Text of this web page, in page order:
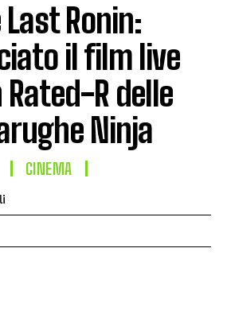
Last Ronin:
il film live
R delle
Ninja
CINEMA